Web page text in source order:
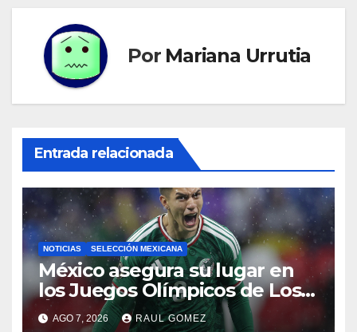
Por Mariana Urrutia
Entrada relacionada
NOTICIAS SELECCIÓN MEXICANA
México asegura su lugar en
los Juegos Olímpicos de Los
Ángeles 2028
AGO 7, 2026 RAUL GOMEZ